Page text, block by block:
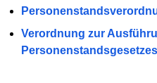
Verordnung zur